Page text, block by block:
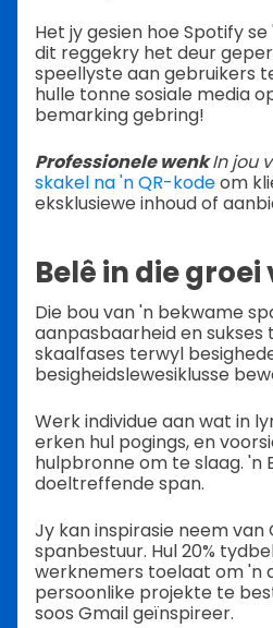
Het jy gesien hoe Spotify
dit reggekry het deur
speellyste aan gebruikers
hulle tonne sosiale media
bemarking gebring!
Professionele wenkIn jou
skakel na 'n QR-kodeom
eksklusiewe inhoud of
Belê in die
Die bou van 'n bekwame
aanpasbaarheid en
skaalfases terwyl
besigheidslewesiklusse
Werk individue aan wat in
erken hul pogings, en
hulpbronne om te slaag. 'n
doeltreffende span.
Jy kan inspirasie neem van
spanbestuur. Hul 20%
werknemers toelaat om 'n
persoonlike projekte te
soos Gmail geïnspireer.